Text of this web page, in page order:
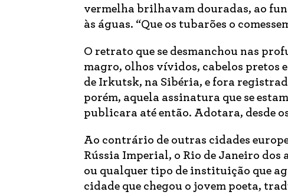
vermelha brilhavam douradas, ao
às águas. “Que os tubarões o
O retrato que se desmanchou nas
magro, olhos vívidos, cabelos pretos
de Irkutsk, na Sibéria, e fora
porém, aquela assinatura que se
publicara até então. Adotara, desde
Ao contrário de outras cidades
Rússia Imperial, o Rio de Janeiro dos
ou qualquer tipo de instituição que
cidade que chegou o jovem poeta,